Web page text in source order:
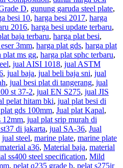
D, gunung garuda steel plate,
besi 10, harga besi 2017, harga
2016, harga besi update terbaru,
baja terbaru, harga plat besi,
3mm, harga plat gds, harga plat
plat ms gg, harga plat sphc terbaru,
, jual AISI 1018, jual ASTM
, jual baja, jual beli baja sni, jual
, jual besi plat di tangerang, jual
st 37-2, jual EN S275, jual JIS
pelat hitam bki, jual plat besi di
gds 100mm, Jual plat Kapal,
12mm, jual plat srip murah di
di jakarta, jual SA-36, Jual
jual steel, marine plate, marine plate
material a36, Material baja, material
ss400 steel specification, Mild
, pelat q235 grade b, pelat s275jr